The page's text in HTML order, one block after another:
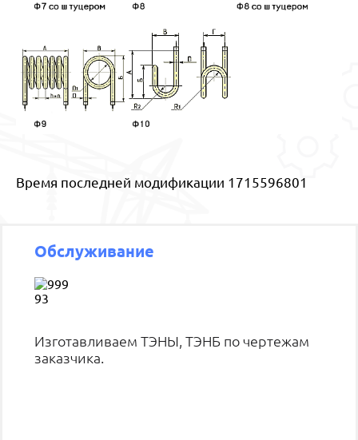
Время последней модификации 1715596801
Обслуживание
Изготавливаем ТЭНЫ, ТЭНБ по чертежам
заказчика.